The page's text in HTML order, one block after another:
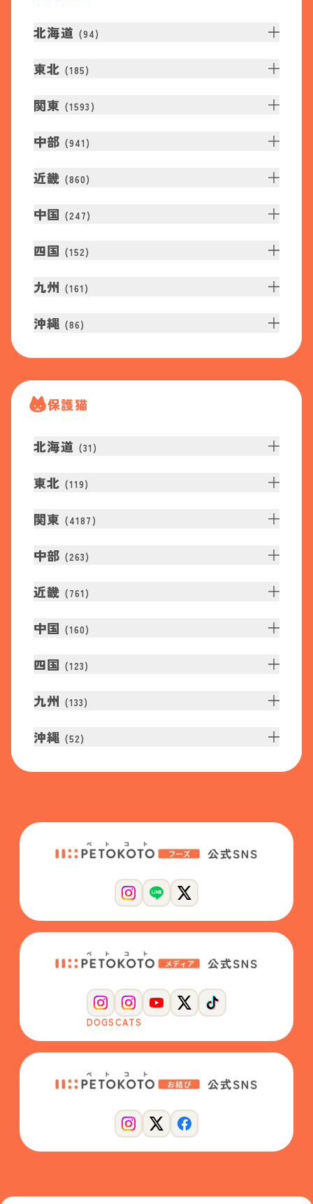
北海道 (94)
東北 (185)
関東 (1593 )
中部 (941 )
近畿 (860)
中国 (247)
四国 (152)
九州 (161 )
沖縄 (86)
保護猫
北海道 (31 )
東北 (119)
関東 (4187 )
中部 (263)
近畿 (761 )
中国 (160)
四国 (123)
九州 (133)
沖縄 (52)
DOGSCATS